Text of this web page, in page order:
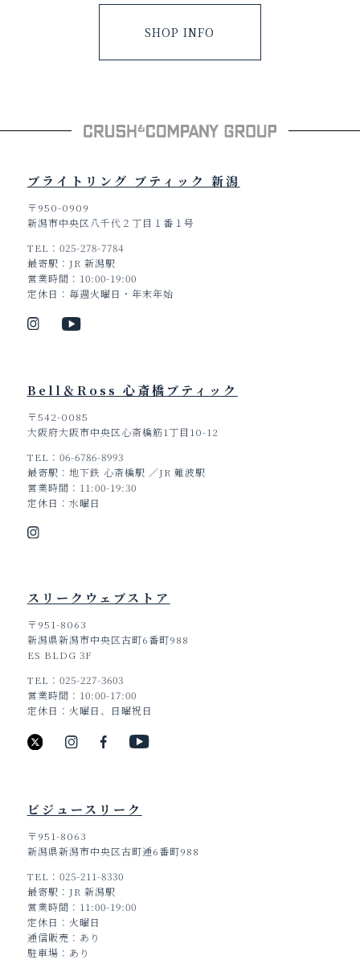
SHOP INFO
ブライトリング ブティック 新潟
〒950-0909
新潟市中央区八千代２丁目１番１号
TEL
025-278-7784
最寄駅
JR 新潟駅
営業時間
10:00-19:00
定休日
毎週火曜日・年末年始
Bell＆Ross 心斎橋ブティック
〒542-0085
大阪府大阪市中央区心斎橋筋1丁目10-12
TEL
06-6786-8993
最寄駅
地下鉄 心斎橋駅 ／JR 難波駅
営業時間
11:00-19:30
定休日
水曜日
スリークウェブストア
〒951-8063
新潟県新潟市中央区古町6番町988
ES BLDG 3F
TEL
025-227-3603
営業時間
10:00-17:00
定休日
火曜日、日曜祝日
ビジュースリーク
〒951-8063
新潟県新潟市中央区古町通6番町988
TEL
025-211-8330
最寄駅
JR 新潟駅
営業時間
11:00-19:00
定休日
火曜日
通信販売
あり
駐車場
あり